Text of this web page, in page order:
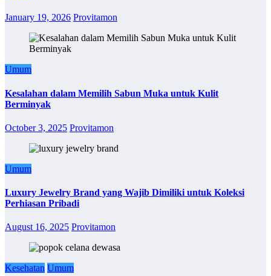
January 19, 2026 Provitamon
Umum
Kesalahan dalam Memilih Sabun Muka untuk Kulit
Berminyak
October 3, 2025 Provitamon
Umum
Luxury Jewelry Brand yang Wajib Dimiliki untuk Koleksi
Perhiasan Pribadi
August 16, 2025 Provitamon
Kesehatan Umum